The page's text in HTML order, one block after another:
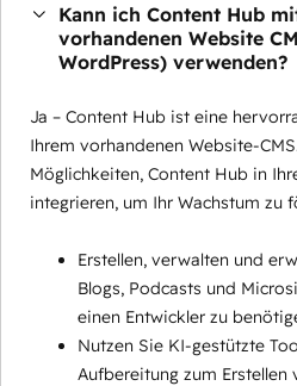
Kann ich Content Hub
vorhandenen Website
WordPress) verwenden?
Ja – Content Hub ist eine
Ihrem vorhandenen Website-
Möglichkeiten, Content Hub in
integrieren, um Ihr Wachstum zu
Erstellen, verwalten und
Blogs, Podcasts und
einen Entwickler zu
Nutzen Sie KI-gestützte
Aufbereitung zum